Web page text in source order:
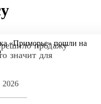
продажу
значит для
2026